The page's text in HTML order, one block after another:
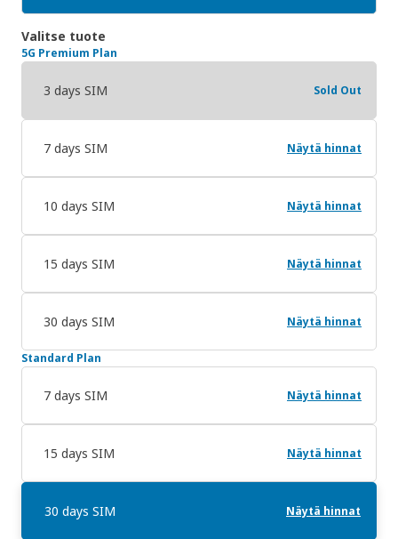
Valitse tuote
5G Premium Plan
3 days SIM Sold Out
7 days SIM Näytä hinnat
10 days SIM Näytä hinnat
15 days SIM Näytä hinnat
30 days SIM Näytä hinnat
Standard Plan
7 days SIM Näytä hinnat
15 days SIM Näytä hinnat
30 days SIM Näytä hinnat